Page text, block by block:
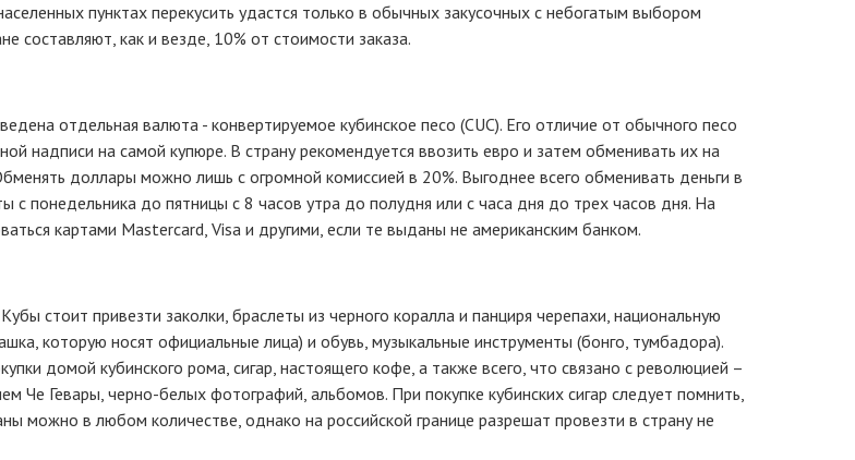
пунктах перекусить удастся только в обычных закусочных с небогатым выбором
составляют, как и везде, 10% от стоимости заказа.
отдельная валюта - конвертируемое кубинское песо (CUC). Его отличие от обычного песо
надписи на самой купюре. В страну рекомендуется ввозить евро и затем обменивать их на
доллары можно лишь с огромной комиссией в 20%. Выгоднее всего обменивать деньги в
с понедельника до пятницы с 8 часов утра до полудня или с часа дня до трех часов дня. На
картами Mastercard, Visa и другими, если те выданы не американским банком.
стоит привезти заколки, браслеты из черного коралла и панциря черепахи, национальную
которую носят официальные лица) и обувь, музыкальные инструменты (бонго, тумбадора).
домой кубинского рома, сигар, настоящего кофе, а также всего, что связано с революцией –
Че Гевары, черно-белых фотографий, альбомов. При покупке кубинских сигар следует помнить,
можно в любом количестве, однако на российской границе разрешат провезти в страну не